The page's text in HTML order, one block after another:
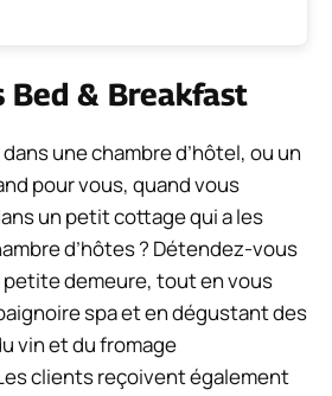
Bed & Breakfast
une chambre d’hôtel, ou un
pour vous, quand vous
un petit cottage qui a les
d’hôtes ? Détendez-vous
petite demeure, tout en vous
spa et en dégustant des
vin et du fromage
clients reçoivent également